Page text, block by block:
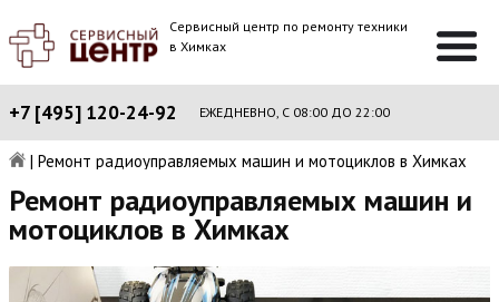
Сервисный центр по ремонту техники
в Химках
+7 [495] 120-24-92 ЕЖЕДНЕВНО, С 08:00 ДО 22:00
| Ремонт радиоуправляемых машин и мотоциклов в Химках
Ремонт радиоуправляемых машин и
мотоциклов в Химках